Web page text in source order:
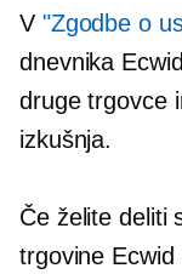
V "Zgodbe o
dnevnika
druge trgovce
izkušnja.
Če želite deliti
trgovine